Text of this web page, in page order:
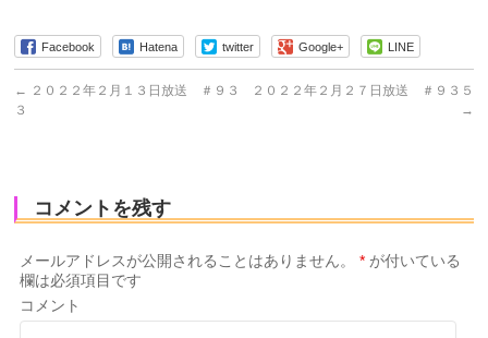
Facebook Hatena twitter Google+ LINE
← ２０２２年２月１３日放送 ＃９３
３
２０２２年２月２７日放送 ＃９３５
→
コメントを残す
メールアドレスが公開されることはありません。 * が付いている
欄は必須項目です
コメント